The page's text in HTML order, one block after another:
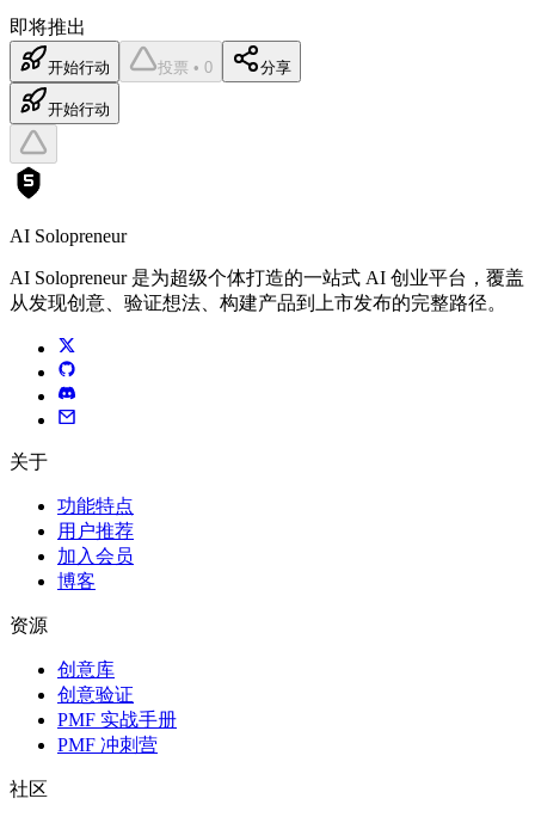
即将推出
开始行动 投票 • 0 分享
开始行动
AI Solopreneur
AI Solopreneur 是为超级个体打造的一站式 AI 创业平台，覆盖
从发现创意、验证想法、构建产品到上市发布的完整路径。
关于
功能特点
用户推荐
加入会员
博客
资源
创意库
创意验证
PMF 实战手册
PMF 冲刺营
社区